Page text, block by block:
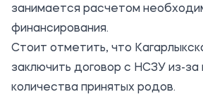
занимается расчетом
финансирования.
Стоит отметить, что
заключить договор с НСЗУ из-за
количества принятых родов.